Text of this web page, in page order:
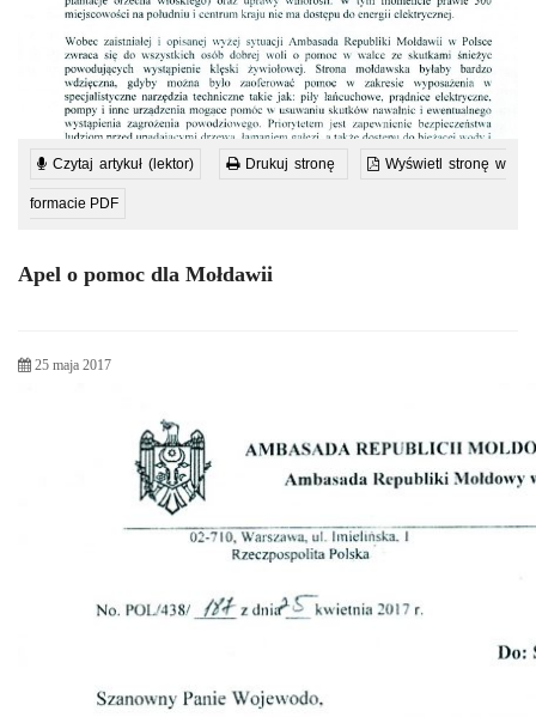
Czytaj artykuł (lektor) Drukuj stronę Wyświetl stronę w
formacie PDF
Apel o pomoc dla Mołdawii
25 maja 2017